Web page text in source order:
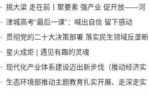
在？
挑大梁 走在前丨聚要素 强产业 促开放——河
南枢纽经济发展新观察
津城高考“最后一课”：喊出自信 留下感动
贯彻党的二十大决策部署 落实民生领域反垄断
专项执法
星火成炬 | 遇见有趣的灵魂
现代化产业体系建设迈出新步伐（推动经济实
现质的有效提升和量的合理增长）
生态环境部推动主题教育扎实开展、走深走实